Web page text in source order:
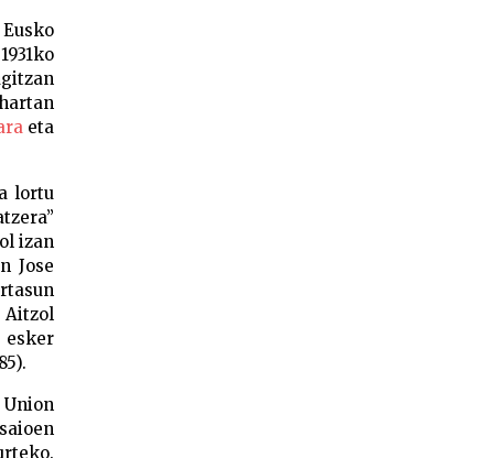
eta
lortu
izan
Jose
Aitzol
esker